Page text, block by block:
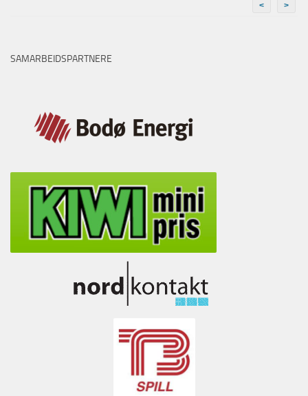
< >
SAMARBEIDSPARTNERE